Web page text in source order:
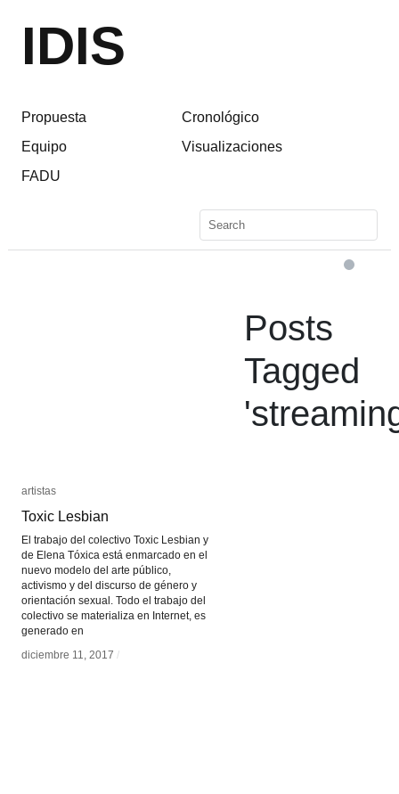
IDIS
Propuesta
Equipo
FADU
Cronológico
Visualizaciones
Posts
Tagged
'
artistas
Toxic Lesbian
El trabajo del colectivo Toxic Lesbian y
de Elena Tóxica está enmarcado en el
nuevo modelo del arte público,
activismo y del discurso de género y
orientación sexual. Todo el trabajo del
colectivo se materializa en Internet, es
generado en
diciembre 11, 2017 /
artistas
Toxic Lesbian
diciembre 11, 2017 /